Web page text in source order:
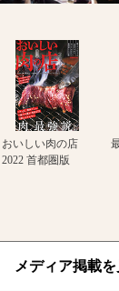
おいしい肉の店
2022 首都圏版
メディア掲載